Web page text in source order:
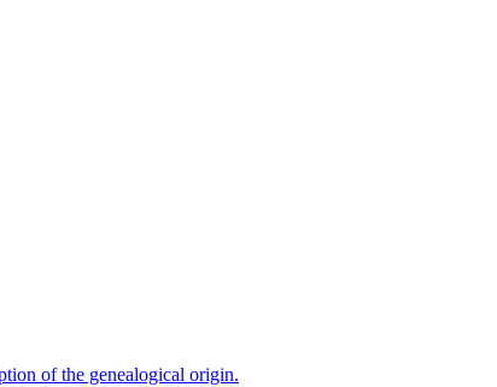
of the genealogical origin.